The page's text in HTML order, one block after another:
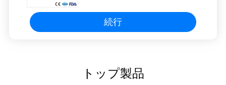
続行
トップ製品